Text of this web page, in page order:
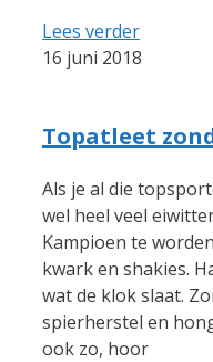
Lees verder
16 juni 2018
Topatleet
Als je al die
wel heel veel
Kampioen te
kwark en shakies.
wat de klok slaat.
spierherstel en
ook zo, hoor